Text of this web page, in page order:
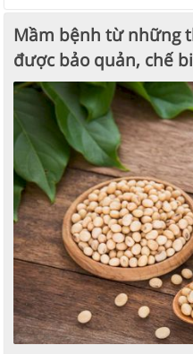
Mầm bệnh từ những
được bảo quản, chế